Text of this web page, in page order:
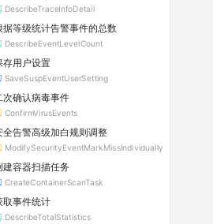
DescribeTraceInfoDetail
据等级统计告警事件的总数
DescribeEventLevelCount
存用户设置
SaveSuspEventUserSetting
次确认病毒事件
ConfirmVirusEvents
全告警高级加白规则调整
ModifySecurityEventMarkMissIndividually
建容器扫描任务
CreateContainerScanTask
取事件统计
DescribeTotalStatistics